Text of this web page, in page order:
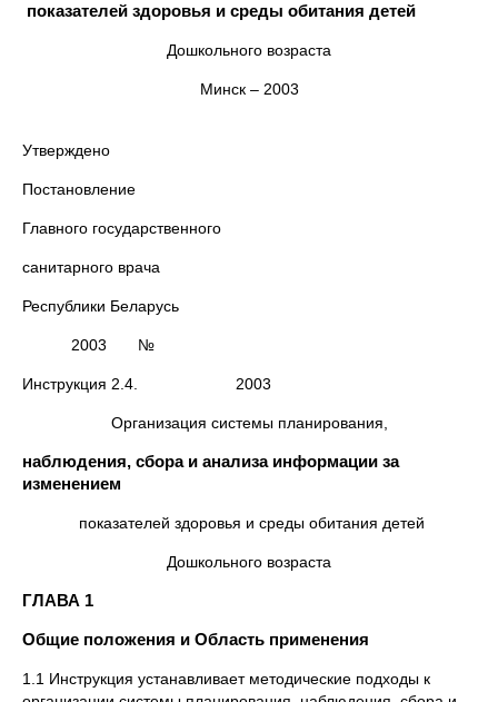
показателей здоровья и среды обитания детей
Дошкольного возраста
Минск – 2003
Утверждено
Постановление
Главного государственного
санитарного врача
Республики Беларусь
2003 №
Инструкция 2.4. 2003
Организация системы планирования,
наблюдения, сбора и анализа информации за
изменением
показателей здоровья и среды обитания детей
Дошкольного возраста
ГЛАВА 1
Общие положения и Область применения
1.1 Инструкция устанавливает методические подходы к